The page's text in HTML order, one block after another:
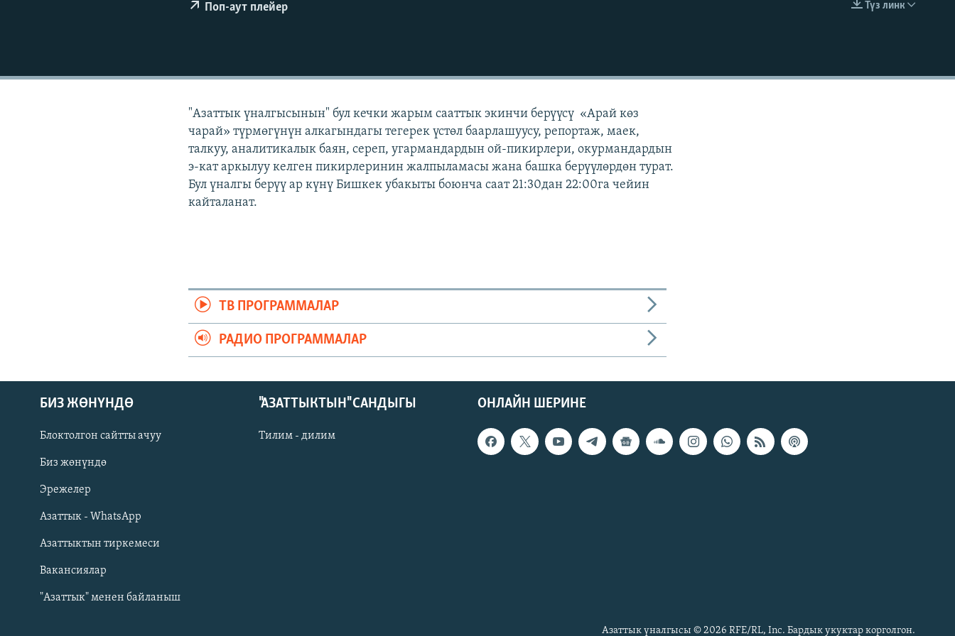
Русский
ОНЛАЙН ШЕРИНЕ
EMBED
Түз линк
Поп-аут плейер
"Азаттык үналгысынын" бул кечки жарым сааттык экинчи берүүсү «Арай көз
чарай» түрмөгүнүн алкагындагы тегерек үстөл баарлашуусу, репортаж, маек,
талкуу, аналитикалык баян, сереп, угармандардын ой-пикирлери, окурмандардын
э-кат аркылуу келген пикирлеринин жалпыламасы жана башка берүүлөрдөн турат.
Бул үналгы берүү ар күнү Бишкек убакыты боюнча саат 21:30дан 22:00га чейин
кайталанат.
ТВ ПРОГРАММАЛАР
РАДИО ПРОГРАММАЛАР
ОНЛАЙН ШЕРИНЕ
БИЗ ЖӨНҮНДӨ
Блоктолгон сайтты ачуу
Биз жөнүндө
Эрежелер
Азаттык - WhatsApp
Азаттыктын тиркемеси
Вакансиялар
"Азаттык" менен байланыш
"АЗАТТЫКТЫН" САНДЫГЫ
Тилим - дилим
Азаттык үналгысы © 2026 RFE/RL, Inc. Бардык укуктар корголгон.